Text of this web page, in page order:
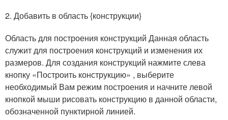
2. Добавить в область {конструкции}
Область для построения конструкций Данная область
служит для построения конструкций и изменения их
размеров. Для создания конструкций нажмите слева
кнопку «Построить конструкцию» , выберите
необходимый Вам режим построения и начните левой
кнопкой мыши рисовать конструкцию в данной области,
обозначенной пунктирной линией.